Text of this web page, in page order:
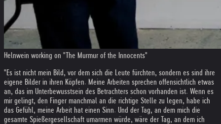
Helnwein working on "The Murmur of the Innocents"
"Es ist nicht mein Bild, vor dem sich die Leute fürchten, sondern es sind ihre
eigene Bilder in ihren Köpfen. Meine Arbeiten sprechen offensichtlich etwas
an, das im Unterbewusstsein des Betrachters schon vorhanden ist. Wenn es
mir gelingt, den Finger manchmal an die richtige Stelle zu legen, habe ich
das Gefühl, meine Arbeit hat einen Sinn. Und der Tag, an dem mich die
gesamte Spießergesellschaft umarmen würde, wäre der Tag, an dem ich